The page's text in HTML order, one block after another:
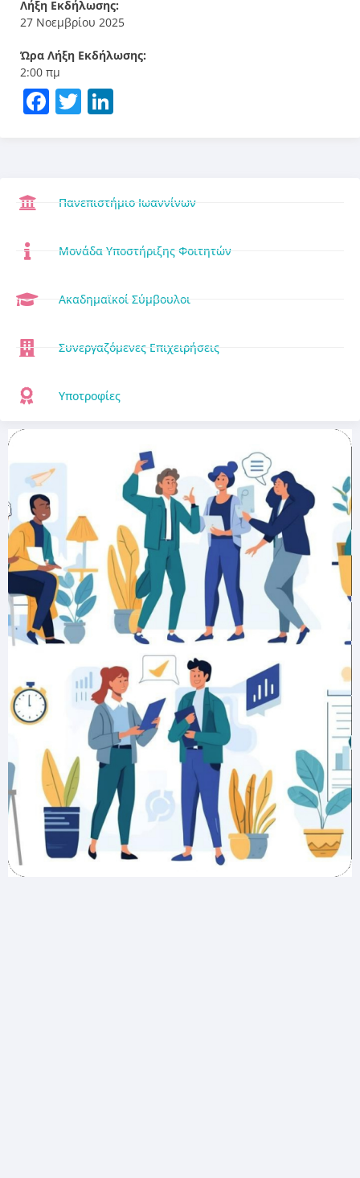
Λήξη Εκδήλωσης:
27 Νοεμβρίου 2025
Ώρα Λήξη Εκδήλωσης:
2:00 πμ
Facebook
Twitter
Πανεπιστήμιο Ιωαννίνων
Μονάδα Υποστήριξης Φοιτητών
Ακαδημαϊκοί Σύμβουλοι
Συνεργαζόμενες Επιχειρήσεις
Υποτροφίες